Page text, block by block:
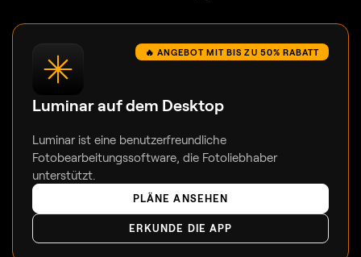
🔥 ANGEBOT MIT BIS ZU 50% RABATT
Luminar auf dem Desktop
Luminar ist eine benutzerfreundliche
Fotobearbeitungssoftware, die Fotoliebhaber
unterstützt.
PLÄNE ANSEHEN
ERKUNDE DIE APP